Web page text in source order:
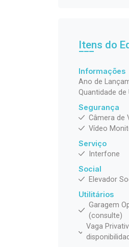
Itens do
Informações
Ano de
Quantidade de
Segurança
Câmera de
Vídeo
Serviço
Interfone
Social
Elevador
Utilitários
Garagem
(consulte)
Vaga